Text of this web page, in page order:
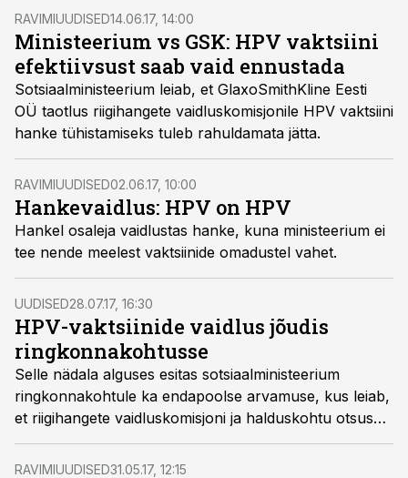
RAVIMIUUDISED14.06.17, 14:00
Ministeerium vs GSK: HPV vaktsiini
efektiivsust saab vaid ennustada
Sotsiaalministeerium leiab, et GlaxoSmithKline Eesti
OÜ taotlus riigihangete vaidluskomisjonile HPV vaktsiini
hanke tühistamiseks tuleb rahuldamata jätta.
RAVIMIUUDISED02.06.17, 10:00
Hankevaidlus: HPV on HPV
Hankel osaleja vaidlustas hanke, kuna ministeerium ei
tee nende meelest vaktsiinide omadustel vahet.
UUDISED28.07.17, 16:30
HPV-vaktsiinide vaidlus jõudis
ringkonnakohtusse
Selle nädala alguses esitas sotsiaalministeerium
ringkonnakohtule ka endapoolse arvamuse, kus leiab,
et riigihangete vaidluskomisjoni ja halduskohtu otsused
on õiged ja õiguspärased ja tuleks jätta jõusse.
RAVIMIUUDISED31.05.17, 12:15